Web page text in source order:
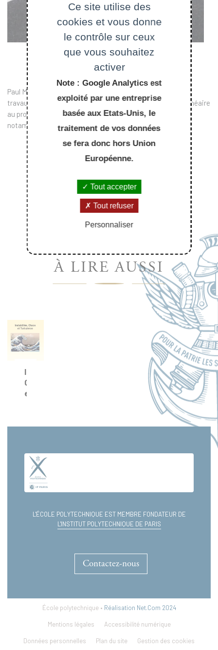
Paul Manneville est Directeur de recherche au CNRS. Ses
travaux portent sur les applications de la dynamique non linéaire
au problème de la transition vers le chaos et la turbulence,
notamment en hydrodynamique.
À LIRE AUSSI
Instabilités,
Chaos
et
L'ÉCOLE POLYTECHNIQUE EST MEMBRE FONDATEUR DE
L'INSTITUT POLYTECHNIQUE DE PARIS
Contactez-nous
École polytechnique • Réalisation Net.Com 2024
Mentions légales Accessibilité numérique
Données personnelles Plan du site Gestion des cookies
Ce site utilise des
cookies et vous donne
le contrôle sur ceux
que vous souhaitez
activer
Note : Google Analytics est
exploité par une entreprise
basée aux Etats-Unis, le
traitement de vos données
se fera donc hors Union
Européenne.
Tout accepter
Tout refuser
Personnaliser